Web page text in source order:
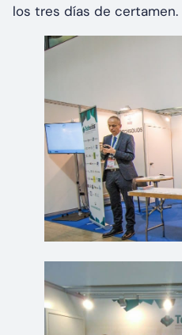
los tres días de certamen.